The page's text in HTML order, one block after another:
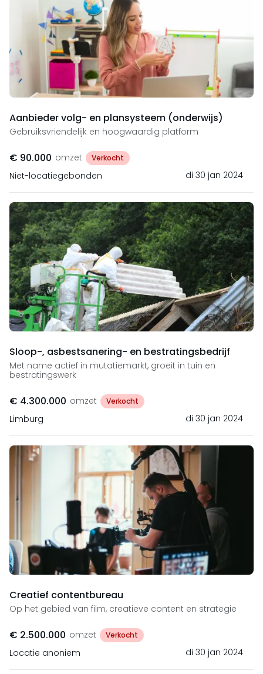
Aanbieder volg- en plansysteem (onderwijs)
Gebruiksvriendelijk en hoogwaardig platform
€ 90.000 omzet Verkocht
Niet-locatiegebonden di 30 jan 2024
Sloop-, asbestsanering- en bestratingsbedrijf
Met name actief in mutatiemarkt, groeit in tuin en
bestratingswerk
€ 4.300.000 omzet Verkocht
Limburg di 30 jan 2024
Creatief contentbureau
Op het gebied van film, creatieve content en strategie
€ 2.500.000 omzet Verkocht
Locatie anoniem di 30 jan 2024